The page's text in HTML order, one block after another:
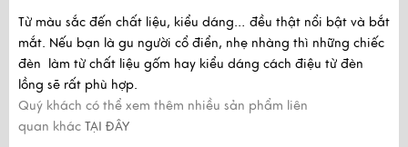
Từ màu sắc đến chất liệu, kiểu dáng… đều thật nổi bật và bắt
mắt. Nếu bạn là gu người cổ điển, nhẹ nhàng thì những chiếc
đèn làm từ chất liệu gốm hay kiểu dáng cách điệu từ đèn
lồng sẽ rất phù hợp.
Quý khách có thể xem thêm nhiều sản phẩm liên
quan khác TẠI ĐÂY